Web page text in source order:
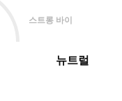
스트롱 바이
뉴트럴